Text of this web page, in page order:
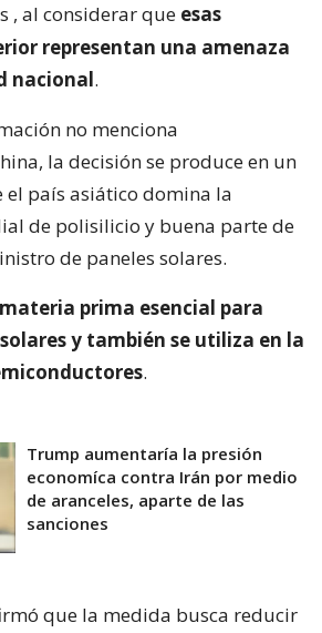
, al considerar que esas
representan una amenaza
nacional.
no menciona
la decisión se produce en un
el país asiático domina la
de polisilicio y buena parte de
de paneles solares.
materia prima esencial para
y también se utiliza en la
.
Trump aumentaría la presión
economíca contra Irán por medio
de aranceles, aparte de las
sanciones
que la medida busca reducir